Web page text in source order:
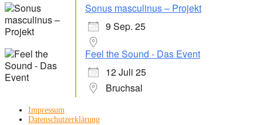
Sonus masculinus – Projekt
9 Sep. 25
Feel the Sound - Das Event
12 Juli 25
Bruchsal
Impressum
Datenschutzerklärung